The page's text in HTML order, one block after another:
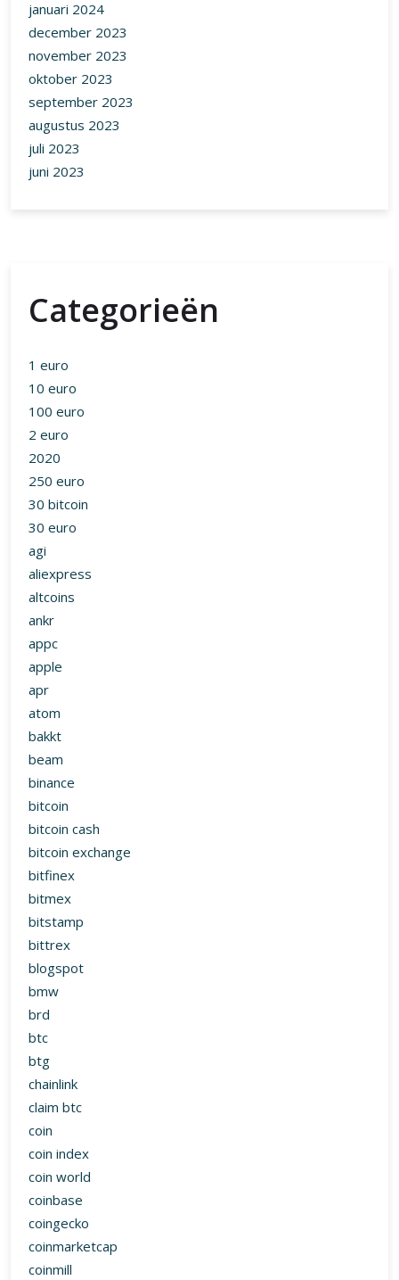
januari 2024
december 2023
november 2023
oktober 2023
september 2023
augustus 2023
juli 2023
juni 2023
Categorieën
1 euro
10 euro
100 euro
2 euro
2020
250 euro
30 bitcoin
30 euro
agi
aliexpress
altcoins
ankr
appc
apple
apr
atom
bakkt
beam
binance
bitcoin
bitcoin cash
bitcoin exchange
bitfinex
bitmex
bitstamp
bittrex
blogspot
bmw
brd
btc
btg
chainlink
claim btc
coin
coin index
coin world
coinbase
coingecko
coinmarketcap
coinmill